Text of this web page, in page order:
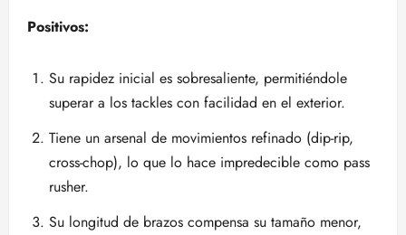
Positivos:
Su rapidez inicial es sobresaliente, permitiéndole
superar a los tackles con facilidad en el exterior.
Tiene un arsenal de movimientos refinado (dip-rip,
cross-chop), lo que lo hace impredecible como pass
rusher.
Su longitud de brazos compensa su tamaño menor,